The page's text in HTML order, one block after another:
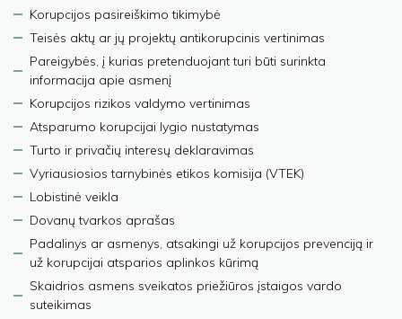
Korupcijos pasireiškimo tikimybė
Teisės aktų ar jų projektų antikorupcinis vertinimas
Pareigybės, į kurias pretenduojant turi būti surinkta
informacija apie asmenį
Korupcijos rizikos valdymo vertinimas
Atsparumo korupcijai lygio nustatymas
Turto ir privačių interesų deklaravimas
Vyriausiosios tarnybinės etikos komisija (VTEK)
Lobistinė veikla
Dovanų tvarkos aprašas
Padalinys ar asmenys, atsakingi už korupcijos prevenciją ir
už korupcijai atsparios aplinkos kūrimą
Skaidrios asmens sveikatos priežiūros įstaigos vardo
suteikimas